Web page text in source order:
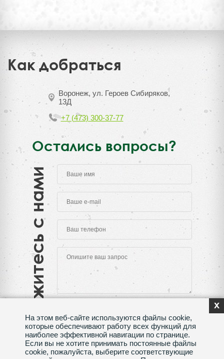
Как добраться
Воронеж, ул. Героев Сибиряков,
13Д
+7 (473) 300-37-77
Остались вопросы?
Свяжитесь с нами
Нажимая на кнопку "Отправить", Вы даете согласие
на обработку своихперсональных данных
x
На этом веб-сайте используются файлы cookie,
которые обеспечивают работу всех функций для
наиболее эффективной навигации по странице.
Если вы не хотите принимать постоянные файлы
cookie, пожалуйста, выберите соответствующие